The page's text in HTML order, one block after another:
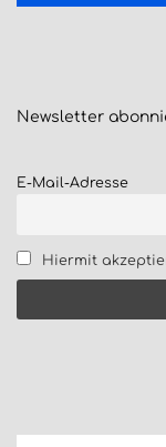
Newsletter
E-Mail-Adresse
Hiermit